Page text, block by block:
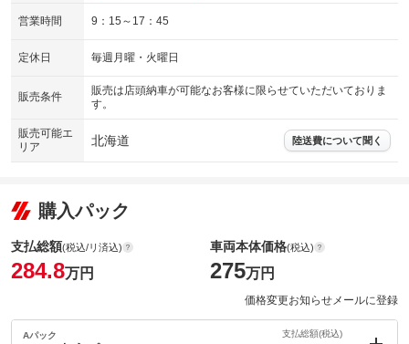
営業時間 9：15～17：45
定休日 毎週月曜・火曜日
販売条件
販売は店頭納車が可能なお客様に限らせていただいておりま
す。
販売可能エ
リア
北海道 陸送費について聞く
購入パック
支払総額(税込/リ済込)
284.8万円
車両本体価格(税込)
275万円
価格変更お知らせメールに登録
Aパック 支払総額(税込)